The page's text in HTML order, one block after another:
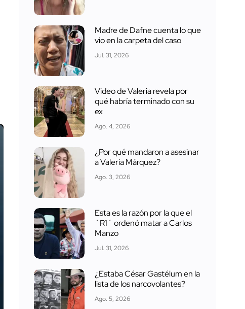
Madre de Dafne cuenta lo que
vio en la carpeta del caso
Jul. 31, 2026
Video de Valeria revela por
qué habría terminado con su
ex
Ago. 4, 2026
¿Por qué mandaron a asesinar
a Valeria Márquez?
Ago. 3, 2026
Esta es la razón por la que el
´R1´ ordenó matar a Carlos
Manzo
Jul. 31, 2026
¿Estaba César Gastélum en la
lista de los narcovolantes?
Ago. 5, 2026